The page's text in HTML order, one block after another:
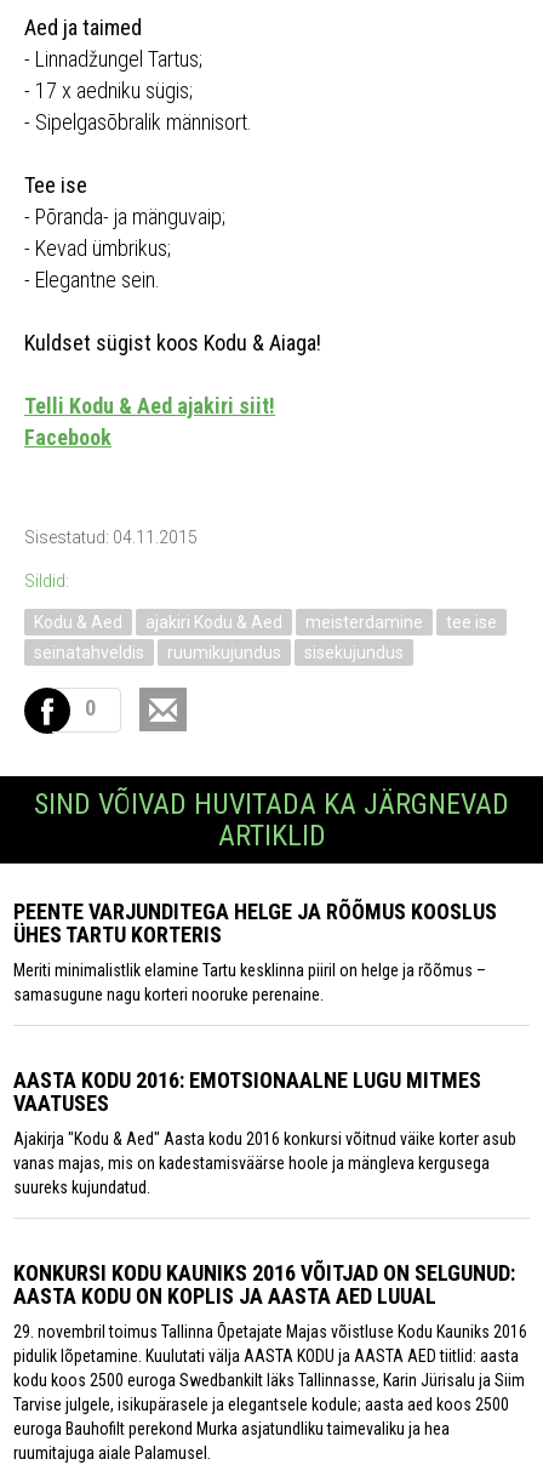
Aed ja taimed
- Linnadžungel Tartus;
- 17 x aedniku sügis;
- Sipelgasõbralik männisort.
Tee ise
- Põranda- ja mänguvaip;
- Kevad ümbrikus;
- Elegantne sein.
Kuldset sügist koos Kodu & Aiaga!
Telli Kodu & Aed ajakiri siit!
Facebook
Sisestatud: 04.11.2015
Sildid:
Kodu & Aed ajakiri Kodu & Aed meisterdamine
tee ise
seinatahveldis
ruumikujundus sisekujundus
0
SIND VÕIVAD HUVITADA KA JÄRGNEVAD
ARTIKLID
PEENTE VARJUNDITEGA HELGE JA RÕÕMUS KOOSLUS
ÜHES TARTU KORTERIS
Meriti minimalistlik elamine Tartu kesklinna piiril on helge ja rõõmus –
samasugune nagu korteri nooruke perenaine.
AASTA KODU 2016: EMOTSIONAALNE LUGU MITMES
VAATUSES
Ajakirja "Kodu & Aed" Aasta kodu 2016 konkursi võitnud väike korter asub
vanas majas, mis on kadestamisväärse hoole ja mängleva kergusega
suureks kujundatud.
KONKURSI KODU KAUNIKS 2016 VÕITJAD ON SELGUNUD:
AASTA KODU ON KOPLIS JA AASTA AED LUUAL
29. novembril toimus Tallinna Õpetajate Majas võistluse Kodu Kauniks 2016
pidulik lõpetamine. Kuulutati välja AASTA KODU ja AASTA AED tiitlid: aasta
kodu koos 2500 euroga Swedbankilt läks Tallinnasse, Karin Jürisalu ja Siim
Tarvise julgele, isikupärasele ja elegantsele kodule; aasta aed koos 2500
euroga Bauhofilt perekond Murka asjatundliku taimevaliku ja hea
ruumitajuga aiale Palamusel.